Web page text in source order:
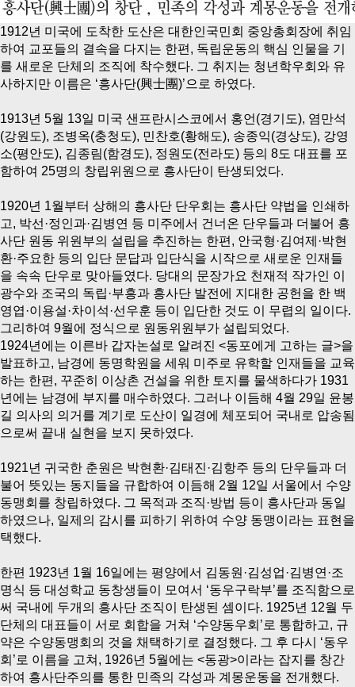
1912년 미국에 도착한 도산은 대한인국민회 중앙총회장에 취임
하여 교포들의 결속을 다지는 한편, 독립운동의 핵심 인물을 기
를 새로운 단체의 조직에 착수했다. 그 취지는 청년학우회와 유
사하지만 이름은 ‘흥사단(興士團)’으로 하였다.
1913년 5월 13일 미국 샌프란시스코에서 홍언(경기도), 염만석
(강원도), 조병옥(충청도), 민찬호(황해도), 송종익(경상도), 강영
소(평안도), 김종림(함경도), 정원도(전라도) 등의 8도 대표를 포
함하여 25명의 창립위원으로 흥사단이 탄생되었다.
1920년 1월부터 상해의 흥사단 단우회는 흥사단 약법을 인쇄하
고, 박선·정인과·김병연 등 미주에서 건너온 단우들과 더불어 흥
사단 원동 위원부의 설립을 추진하는 한편, 안국형·김여제·박현
환·주요한 등의 입단 문답과 입단식을 시작으로 새로운 인재들
을 속속 단우로 맞아들였다. 당대의 문장가요 천재적 작가인 이
광수와 조국의 독립·부흥과 흥사단 발전에 지대한 공헌을 한 백
영엽·이용설·차이석·선우훈 등이 입단한 것도 이 무렵의 일이다.
그리하여 9월에 정식으로 원동위원부가 설립되었다.
1924년에는 이른바 갑자논설로 알려진 <동포에게 고하는 글>을
발표하고, 남경에 동명학원을 세워 미주로 유학할 인재들을 교육
하는 한편, 꾸준히 이상촌 건설을 위한 토지를 물색하다가 1931
년에는 남경에 부지를 매수하였다. 그러나 이듬해 4월 29일 윤봉
길 의사의 의거를 계기로 도산이 일경에 체포되어 국내로 압송됨
으로써 끝내 실현을 보지 못하였다.
1921년 귀국한 춘원은 박현환·김태진·김항주 등의 단우들과 더
불어 뜻있는 동지들을 규합하여 이듬해 2월 12일 서울에서 수양
동맹회를 창립하였다. 그 목적과 조직·방법 등이 흥사단과 동일
하였으나, 일제의 감시를 피하기 위하여 수양 동맹이라는 표현을
택했다.
한편 1923년 1월 16일에는 평양에서 김동원·김성업·김병연·조
명식 등 대성학교 동창생들이 모여서 ‘동우구락부’를 조직함으로
써 국내에 두개의 흥사단 조직이 탄생된 셈이다. 1925년 12월 두
단체의 대표들이 서로 회합을 거쳐 ‘수양동우회’로 통합하고, 규
약은 수양동맹회의 것을 채택하기로 결정했다. 그 후 다시 ‘동우
회’로 이름을 고쳐, 1926년 5월에는 <동광>이라는 잡지를 창간
하여 흥사단주의를 통한 민족의 각성과 계몽운동을 전개했다.